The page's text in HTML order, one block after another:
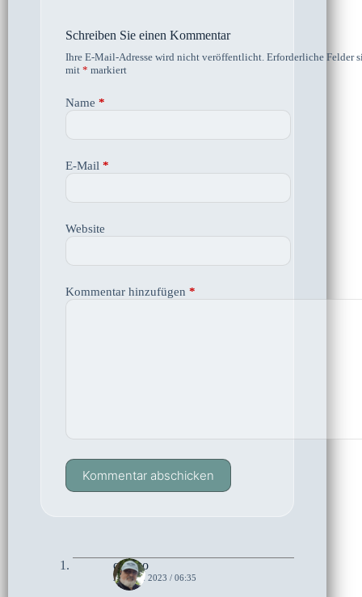
Schreiben Sie einen Kommentar
Ihre E-Mail-Adresse wird nicht veröffentlicht. Erforderliche Felder
mit * markiert
Name *
E-Mail *
Website
Kommentar hinzufügen *
Kommentar abschicken
czoczo
21. MAI 2023 / 06:35